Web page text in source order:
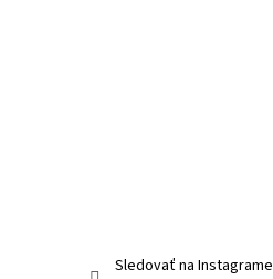
Sledovať na Instagrame